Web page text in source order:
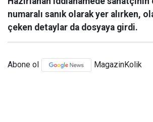
numaralı sanık olarak yer alırken,
çeken detaylar da dosyaya girdi.
Abone ol MagazinKolik